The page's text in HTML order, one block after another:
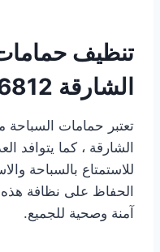
تنظيف
الشارقة
تعتبر حمامات السباحة
الشارقة ، كما يتوافد
للاستمتاع بالسباحة
الحفاظ على نظافة
آمنة وصحية للجميع.